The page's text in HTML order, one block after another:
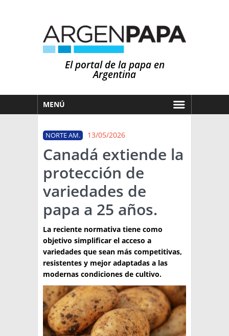
El portal de la papa en
Argentina
MENÚ
MERCADOS
NOTICIAS
EN ESPAÑOL
OTROS IDIOMAS
PRONÓSTICO
LLUVIAS
TÉCNICA
PRODUCCION
CLASIFICADOS
INTERES GENERAL
LA PAPA
ARGENPAPA
NORTE AM. 13/05/2026
Canadá extiende la
protección de
variedades de
papa a 25 años.
La reciente normativa tiene como
objetivo simplificar el acceso a
variedades que sean más competitivas,
resistentes y mejor adaptadas a las
modernas condiciones de cultivo.